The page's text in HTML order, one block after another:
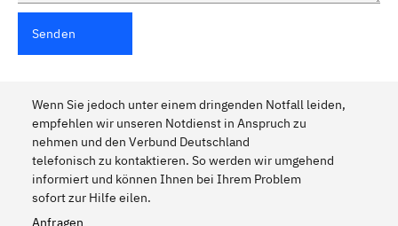
Senden
Wenn Sie jedoch unter einem dringenden Notfall leiden,
empfehlen wir unseren Notdienst in Anspruch zu
nehmen und den Verbund Deutschland
telefonisch zu kontaktieren. So werden wir umgehend
informiert und können Ihnen bei Ihrem Problem
sofort zur Hilfe eilen.
Anfragen